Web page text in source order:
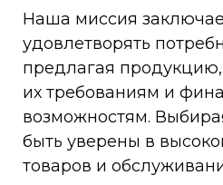
Наша миссия
удовлетворять
предлагая продукцию,
их требованиям и
возможностям.
быть уверены в
товаров и